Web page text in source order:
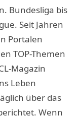
Bundesliga bis
Seit Jahren
Portalen
TOP-Themen
Magazin
Leben
über das
Wenn